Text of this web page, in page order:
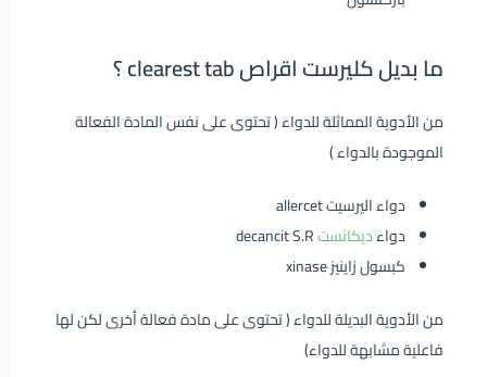
ما بديل كليرست اقراص clearest tab ؟
من الأدوية المماثلة للدواء ( تحتوى على نفس المادة الفعالة
الموجودة بالدواء )
دواء اليرسيت allercet
دواءديكانست
كبسول زاينيز xinase
من الأدوية البديلة للدواء ( تحتوى على مادة فعالة أخرى لكن لها
فاعلية مشابهة للدواء)